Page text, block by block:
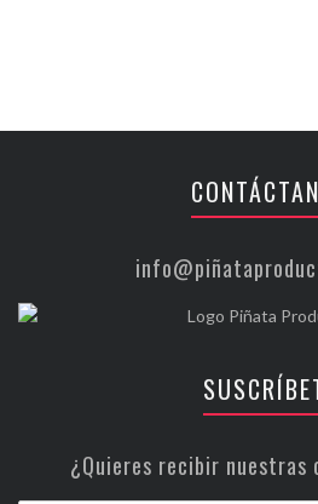
¿Quieres recibir nuestras